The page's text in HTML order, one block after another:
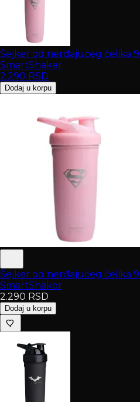
Šejker od nerđajućeg čelika
SmartShaker
2.290 RSD
Dodaj u korpu
Šejker od nerđajućeg čelika
SmartShaker
2.290 RSD
Dodaj u korpu